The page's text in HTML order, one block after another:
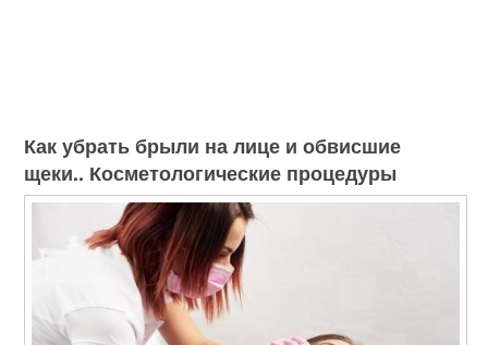
Как убрать брыли на лице и обвисшие
щеки.. Косметологические процедуры